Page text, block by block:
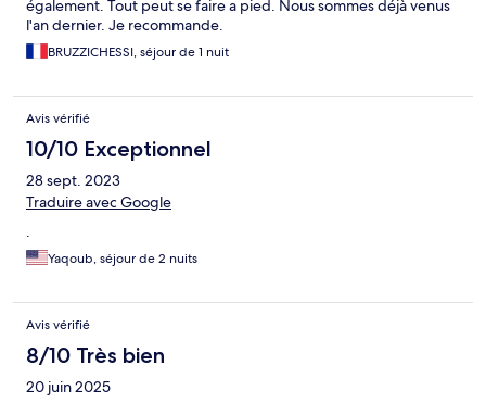
également. Tout peut se faire a pied. Nous sommes déjà venus
l'an dernier. Je recommande.
BRUZZICHESSI, séjour de 1 nuit
Avis vérifié
10/10 Exceptionnel
28 sept. 2023
Traduire avec Google
.
Yaqoub, séjour de 2 nuits
Avis vérifié
8/10 Très bien
20 juin 2025